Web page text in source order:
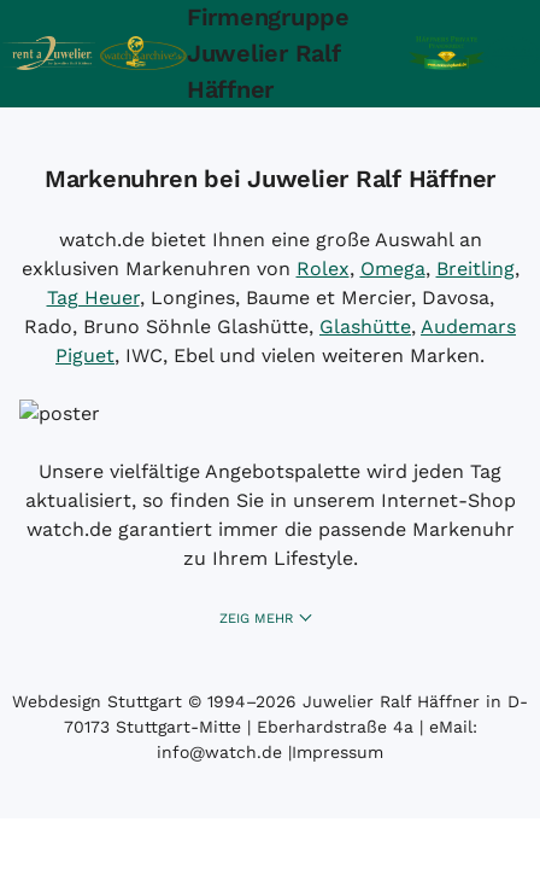
Firmengruppe
Juwelier Ralf
Häffner
Markenuhren bei Juwelier Ralf Häffner
watch.de bietet Ihnen eine große Auswahl an
exklusiven Markenuhren von Rolex, Omega, Breitling,
Tag Heuer, Longines, Baume et Mercier, Davosa,
Rado, Bruno Söhnle Glashütte, Glashütte, Audemars
Piguet, IWC, Ebel und vielen weiteren Marken.
Unsere vielfältige Angebotspalette wird jeden Tag
aktualisiert, so finden Sie in unserem Internet-Shop
watch.de garantiert immer die passende Markenuhr
zu Ihrem Lifestyle.
ZEIG MEHR
Webdesign Stuttgart © 1994­–2026 Juwelier Ralf Häffner in D-
70173 Stuttgart-Mitte | Eberhardstraße 4a | eMail:
info@watch.de |Impressum